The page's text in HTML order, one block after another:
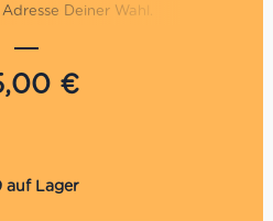
Deiner Wahl.
Shop
& Weinhandlungen:
& Prenzlauer Berg
evtl. Restbetrages ist nicht
€
auf Lager